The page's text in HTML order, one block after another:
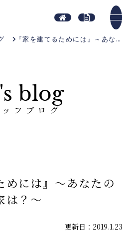
『家を建てるためには』～あなたの暮らしたいお家は？～
blog
フブログ
めには』～あなたの
は？～
更新日：2019.1.23